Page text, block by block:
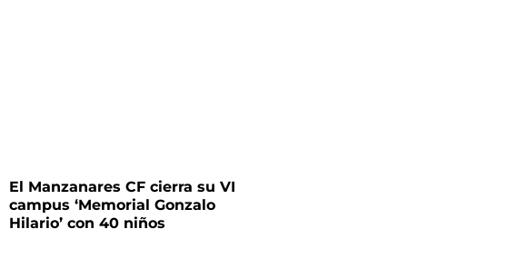
El Manzanares CF cierra su VI
campus ‘Memorial Gonzalo
Hilario’ con 40 niños